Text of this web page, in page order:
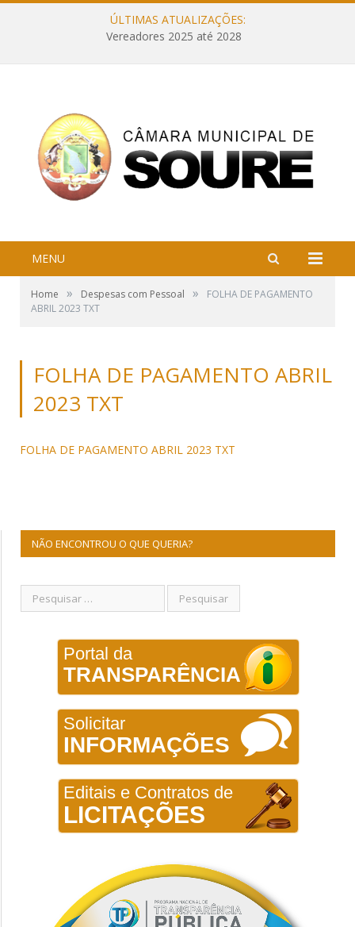
ÚLTIMAS ATUALIZAÇÕES:
Vereadores 2025 até 2028
MENU
Home » Despesas com Pessoal »
FOLHA DE PAGAMENTO
ABRIL 2023 TXT
FOLHA DE PAGAMENTO ABRIL
2023 TXT
FOLHA DE PAGAMENTO ABRIL 2023 TXT
NÃO ENCONTROU O QUE QUERIA?
Portal da
TRANSPARÊNCIA
Solicitar
INFORMAÇÕES
Editais e Contratos de
LICITAÇÕES